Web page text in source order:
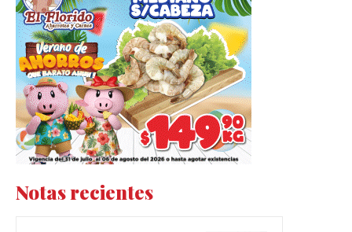
Notas recientes